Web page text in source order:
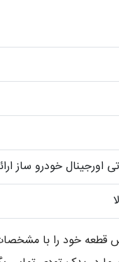
اورجینال خودرو ساز
قطعه خود را با